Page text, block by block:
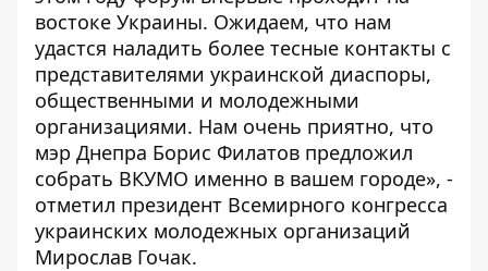
востоке Украины. Ожидаем, что нам
удастся наладить более тесные контакты с
представителями украинской диаспоры,
общественными и молодежными
организациями. Нам очень приятно, что
мэр Днепра Борис Филатов предложил
собрать ВКУМО именно в вашем городе», -
отметил президент Всемирного конгресса
украинских молодежных организаций
Мирослав Гочак.